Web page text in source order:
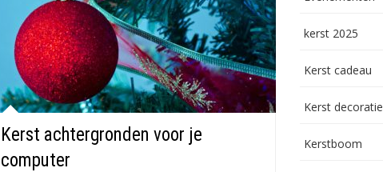
Kerst achtergronden voor je
computer
kerst 2025
Kerst cadeau
Kerst decoratie
Kerstboom